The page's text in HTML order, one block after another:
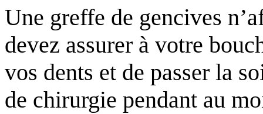
Une greffe de gencives
devez assurer à votre
vos dents et de passer la
de chirurgie pendant au